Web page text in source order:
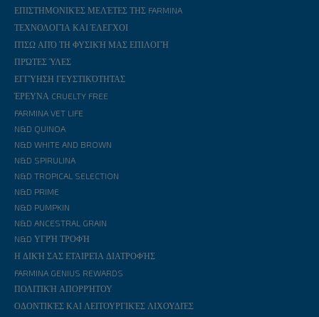
ΕΠΙΣΤΗΜΟΝΙΚΈΣ ΜΕΛΈΤΕΣ ΤΗΣ FARMINA
ΤΕΧΝΟΛΟΓΊΑ ΚΑΙ ΈΛΕΓΧΟΙ
ΠΊΣΩ ΑΠΌ ΤΗ ΦΥΣΙΚΉ ΜΑΣ ΕΠΙΛΟΓΉ
ΠΡΏΤΕΣ ΎΛΕΣ
ΕΓΓΎΗΣΗ ΓΕΥΣΤΙΚΌΤΗΤΑΣ
ΈΡΕΥΝΑ CRUELTY FREE
FARMINA VET LIFE
N&D QUINOA
N&D WHITE AND BROWN
N&D SPIRULINA
N&D TROPICAL SELECTION
N&D PRIME
N&D PUMPKIN
N&D ANCESTRAL GRAIN
N&D ΥΓΡΉ ΤΡΟΦΉ
Η ΔΙΚΉ ΣΑΣ ΕΤΑΙΡΕΊΑ ΔΙΑΤΡΟΦΉΣ
FARMINA GENIUS REWARDS
ΠΟΛΙΤΙΚΉ ΑΠΟΡΡΉΤΟΥ
ΟΔΟΝΤΙΚΈΣ ΚΑΙ ΛΕΙΤΟΥΡΓΙΚΈΣ ΛΙΧΟΥΔΙΈΣ